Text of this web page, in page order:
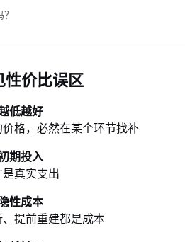
性价比误区
低越好
格，必然在某个环节找补
期投入
真实支出
性成本
提前重建都是成本